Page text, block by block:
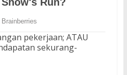
pekerjaan; ATAU
sekurang-